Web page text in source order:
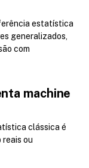
estatística
generalizados,
com
machine
clássica é
reais ou